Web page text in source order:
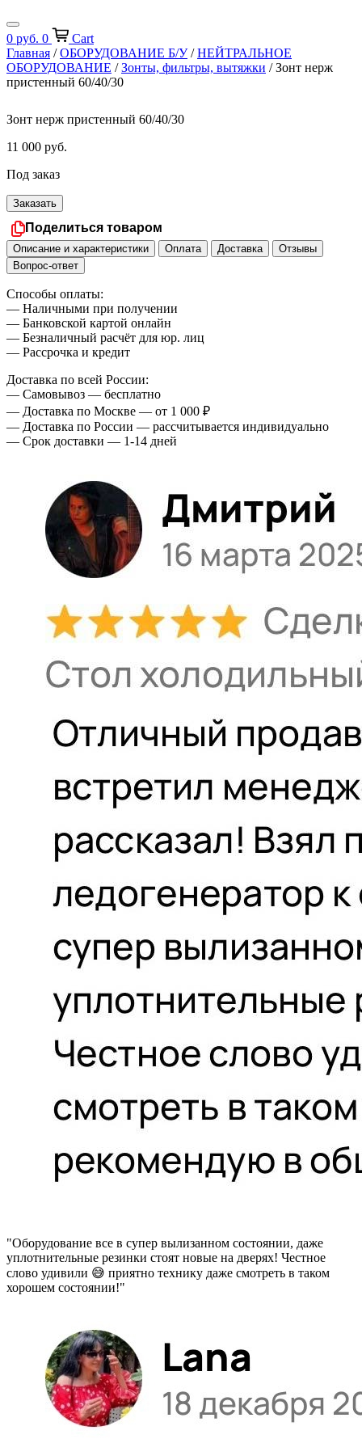
0 руб. 0
Cart
Главная /ОБОРУДОВАНИЕ Б/У/НЕЙТРАЛЬНОЕ
ОБОРУДОВАНИЕ /Зонты, фильтры, вытяжки / Зонт нерж
пристенный 60/40/30
Зонт нерж пристенный 60/40/30
11 000 руб.
Под заказ
Заказать
Поделиться товаром
Описание и характеристики Оплата Доставка
Отзывы
Вопрос-ответ
Способы оплаты:
— Наличными при получении
— Банковской картой онлайн
— Безналичный расчёт для юр. лиц
— Рассрочка и кредит
Доставка по всей России:
— Самовывоз — бесплатно
— Доставка по Москве — от 1 000 ₽
— Доставка по России — рассчитывается индивидуально
— Срок доставки — 1-14 дней
"Оборудование все в супер вылизанном состоянии, даже
уплотнительные резинки стоят новые на дверях! Честное
слово удивили 😅 приятно технику даже смотреть в таком
хорошем состоянии!"